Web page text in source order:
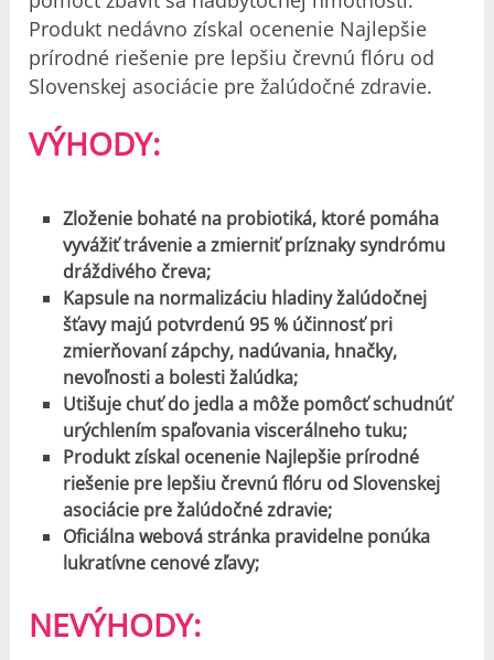
Produkt nedávno získal ocenenie Najlepšie
prírodné riešenie pre lepšiu črevnú flóru od
Slovenskej asociácie pre žalúdočné zdravie.
VÝHODY:
Zloženie bohaté na probiotiká, ktoré pomáha
vyvážiť trávenie a zmierniť príznaky syndrómu
dráždivého čreva;
Kapsule na normalizáciu hladiny žalúdočnej
šťavy majú potvrdenú 95 % účinnosť pri
zmierňovaní zápchy, nadúvania, hnačky,
nevoľnosti a bolesti žalúdka;
Utišuje chuť do jedla a môže pomôcť schudnúť
urýchlením spaľovania viscerálneho tuku;
Produkt získal ocenenie Najlepšie prírodné
riešenie pre lepšiu črevnú flóru od Slovenskej
asociácie pre žalúdočné zdravie;
Oficiálna webová stránka pravidelne ponúka
lukratívne cenové zľavy;
NEVÝHODY: